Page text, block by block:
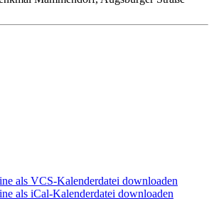
als VCS-Kalenderdatei downloaden
als iCal-Kalenderdatei downloaden